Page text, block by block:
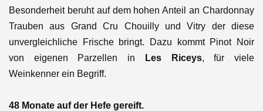
Besonderheit beruht auf dem hohen Anteil an Chardonnay
Trauben aus Grand Cru Chouilly und Vitry der diese
unvergleichliche Frische bringt. Dazu kommt Pinot Noir
von eigenen Parzellen in
Les Riceys, für viele
Weinkenner ein Begriff.
48 Monate auf der Hefe gereift.